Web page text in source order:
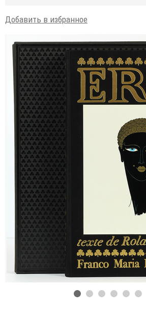
Добавить в избранное